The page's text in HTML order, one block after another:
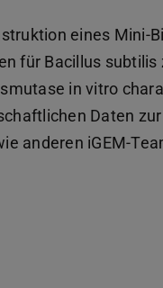
eines Mini-
für Bacillus
in vitro
Daten
anderen iGEM-